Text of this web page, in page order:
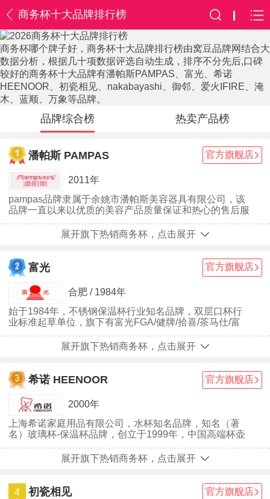
商务杯十大品牌排行榜
商务杯哪个牌子好，商务杯十大品牌排行榜由窝豆品牌网结合大
数据分析，根据几十项数据评选自动生成，排序不分先后,口碑
较好的商务杯十大品牌有潘帕斯PAMPAS、富光、希诺
HEENOOR、初瓷相见、nakabayashi、御邻、爱火IFIRE、淹
木、蓝顺、万象等品牌。
品牌综合榜 热卖产品榜
潘帕斯 PAMPAS 官方旗舰店
2011年
pampas品牌隶属于余姚市潘帕斯美容器具有限公司，该
品牌一直以来以优质的美容产品质量保证和热心的售后服
者们舒适，安全，有效的产品。pampas，唤醒你的肌
展开旗下热销商务杯，点击展开
富光 官方旗舰店
合肥 / 1984年
始于1984年，不锈钢保温杯行业知名品牌，双层口杯行
业标准起草单位，旗下有富光FGA/健牌/拾喜/茶马仕/富
展开旗下热销商务杯，点击展开
希诺 HEENOOR 官方旗舰店
2000年
上海希诺家庭用品有限公司，水杯知名品牌，知名（著
名）玻璃杯-保温杯品牌，创立于1999年，中国高端杯壶
杯》行业标准的起草者，杯壶行业协会理事单位，中国口
杯用品年会承办单位。
展开旗下热销商务杯，点击展开
4 初瓷相见 官方旗舰店